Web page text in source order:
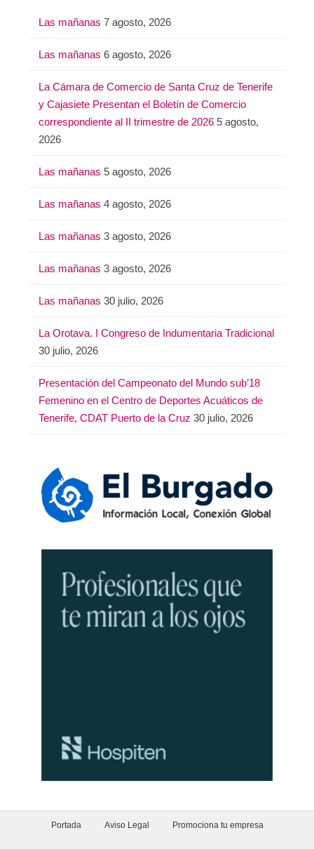
Las mañanas 7 agosto, 2026
Las mañanas 6 agosto, 2026
La Cámara de Comercio de Santa Cruz de Tenerife
y Cajasiete Presentan el Boletín de Comercio
correspondiente al II trimestre de 2026 5 agosto,
2026
Las mañanas 5 agosto, 2026
Las mañanas 4 agosto, 2026
Las mañanas 3 agosto, 2026
Las mañanas 3 agosto, 2026
Las mañanas 30 julio, 2026
La Orotava. I Congreso de Indumentaria Tradicional
30 julio, 2026
Presentación del Campeonato del Mundo sub’18
Femenino en el Centro de Deportes Acuáticos de
Tenerife, CDAT Puerto de la Cruz 30 julio, 2026
Portada Aviso Legal Promociona tu empresa